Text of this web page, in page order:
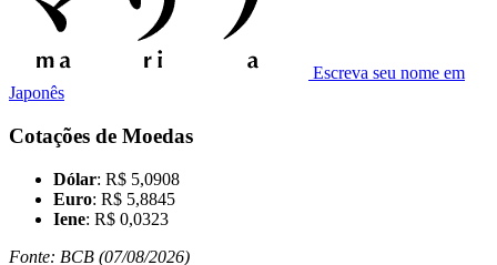
Escreva seu nome em
Japonês
Cotações de Moedas
Dólar: R$ 5,0908
Euro: R$ 5,8845
Iene: R$ 0,0323
Fonte: BCB (07/08/2026)